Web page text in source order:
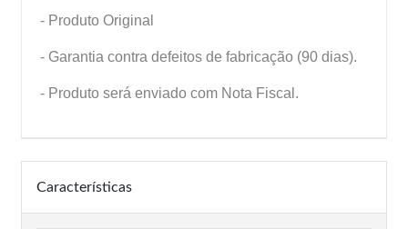
- Produto Original
- Garantia contra defeitos de fabricação (90 dias).
- Produto será enviado com Nota Fiscal.
Características